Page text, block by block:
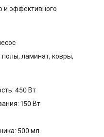
и эффективного
ламинат, ковры,
450 Вт
150 Вт
500 мл